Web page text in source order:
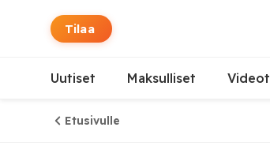
Tilaa
Uutiset Maksulliset Videot
Etusivulle